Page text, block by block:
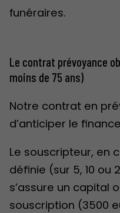
funéraires.
Le contrat prévoyance
moins de 75 ans)
Notre contrat en
d’anticiper le
Le souscripteur, en
définie (sur 5, 10 ou
s’assure un capital
souscription (3500